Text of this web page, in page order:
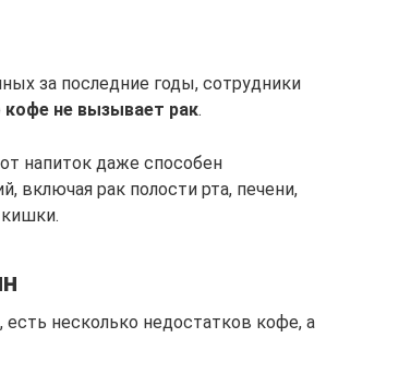
за последние годы, сотрудники
кофе не вызывает рак.
напиток даже способен
включая рак полости рта, печени,
несколько недостатков кофе, а